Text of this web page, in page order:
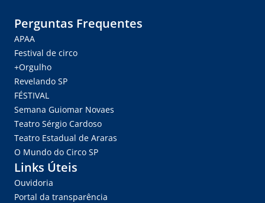
Perguntas Frequentes
APAA
Festival de circo
+Orgulho
Revelando SP
FÉSTIVAL
Semana Guiomar Novaes
Teatro Sérgio Cardoso
Teatro Estadual de Araras
O Mundo do Circo SP
Links Úteis
Ouvidoria
Portal da transparência